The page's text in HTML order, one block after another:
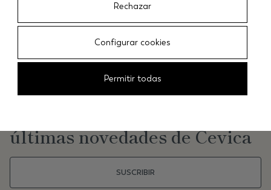
CEVICA/AZULEJOS/KARMA 14X16 COTTO MATTE
últimas novedades de Cevica
SUSCRIBIR
Rechazar
Configurar cookies
Permitir todas